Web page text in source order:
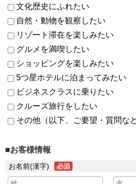
文化歴史にふれたい
自然・動物を観察したい
リゾート滞在を楽しみたい
グルメを満喫したい
ショッピングを楽しみたい
5つ星ホテルに泊まってみたい
ビジネスクラスに乗りたい
クルーズ旅行をしたい
その他（以下、ご要望・質問な
■お客様情報
お名前(漢字)